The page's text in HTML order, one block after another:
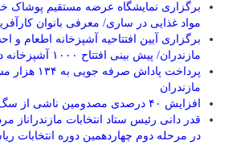
برگزاری نمایشگاه عرضه مستقیم پوشاک
مواد غذایی در ساری/ معرفی بانوان
برگزاری آیین افتتاحیه آشپزخانه اطعام و
مازندران/ پیش بینی افتتاح ۱۰۰۰ آشپزخانه در استان
پرداخت پاداش
مازندران
افزایش ۴۰ درصدی مصدومین ناشی از سگ گرفتگی در مازندران
قدر دانی رئیس ستاد انتخابات
در مرحله دوم چهاردهمین دوره انتخابات